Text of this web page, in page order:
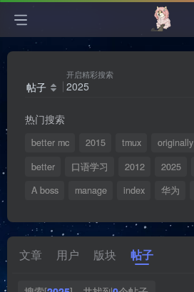
帖子
开启精彩搜索
热门搜索
better mc 2015 tmux originally
better
口语学习 2012 2025
A boss
manage index 华为
文章 用户 版块 帖子